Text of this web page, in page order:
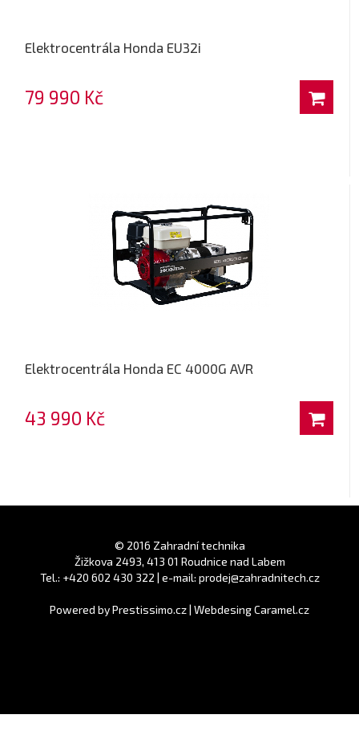
Elektrocentrála Honda EU32i
79 990 Kč
Elektrocentrála Honda EC 4000G AVR
43 990 Kč
© 2016 Zahradní technika
Žižkova 2493, 413 01 Roudnice nad Labem
Tel.: +420 602 430 322 | e-mail: prodej@zahradnitech.cz
Powered byPrestissimo.cz| Webdesing Caramel.cz